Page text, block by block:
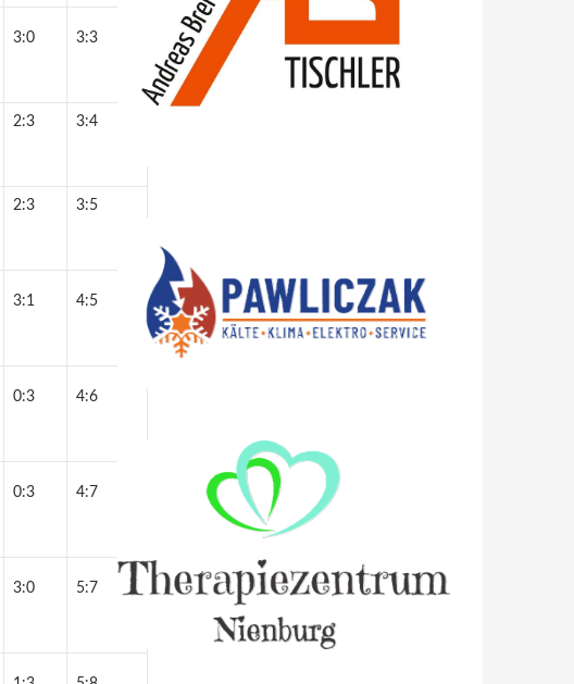
3:0 3:3
2:3 3:4
2:3 3:5
3:1 4:5
0:3 4:6
0:3 4:7
3:0 5:7